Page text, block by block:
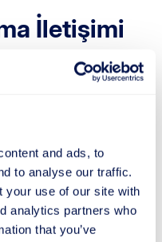
and ads, to
to analyse our traffic.
your use of our site with
analytics partners who
that you’ve
İletişimi
ve
ve/veya SMS
diğer tekliflerimiz
vazgeçmek isterseniz